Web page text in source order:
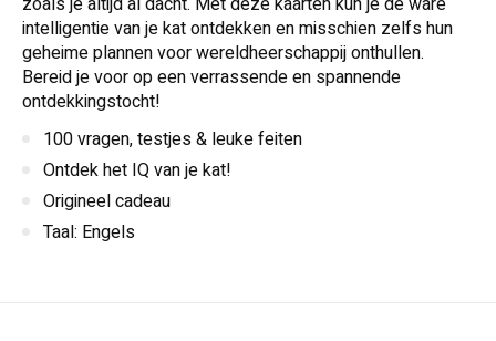
intelligentie van je kat ontdekken en misschien zelfs hun
geheime plannen voor wereldheerschappij onthullen.
Bereid je voor op een verrassende en spannende
ontdekkingstocht!
100 vragen, testjes & leuke feiten
Ontdek het IQ van je kat!
Origineel cadeau
Taal: Engels